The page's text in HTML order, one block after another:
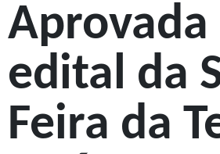
Aprovada
edital da
Feira da